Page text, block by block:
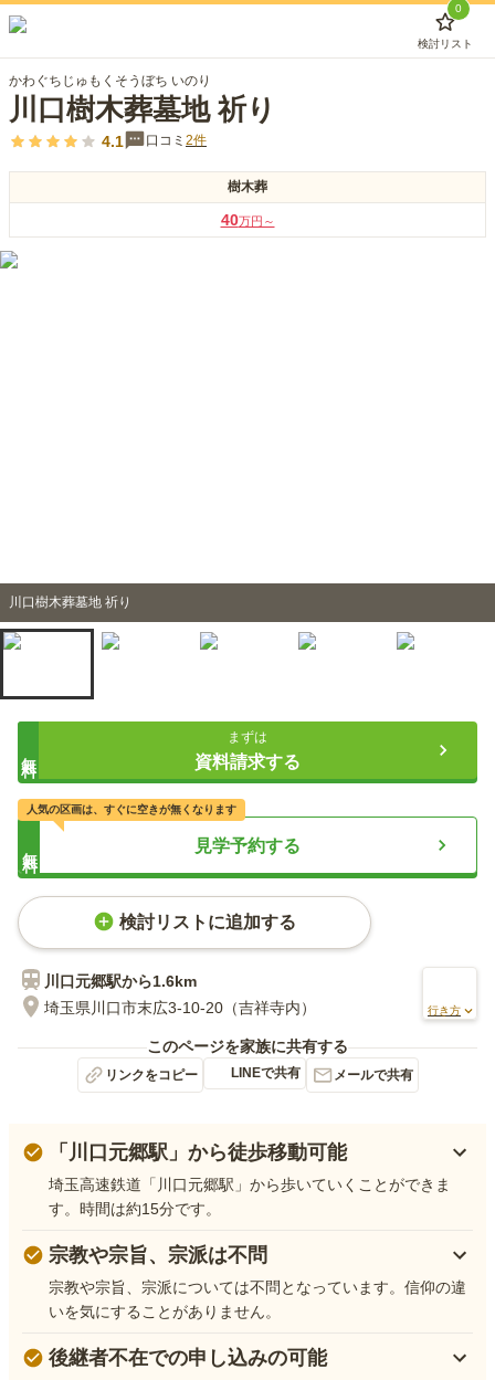
0
検討リスト
かわぐちじゅもくそうぼち いのり
川口樹木葬墓地 祈り
4.1 口コミ 2件
樹木葬
40万円～
川口樹木葬墓地 祈り
まずは
資料請求する
見学予約する
人気の区画は、すぐに空きが無くなります
検討リストに追加する
川口元郷駅から1.6km
埼玉県川口市末広3-10-20（吉祥寺内）
行き方
このページを家族に共有する
リンクをコピー LINEで共有 メールで共有
「川口元郷駅」から徒歩移動可能
埼玉高速鉄道「川口元郷駅」から歩いていくことができま
す。時間は約15分です。
宗教や宗旨、宗派は不問
宗教や宗旨、宗派については不問となっています。信仰の違
いを気にすることがありません。
後継者不在での申し込みの可能